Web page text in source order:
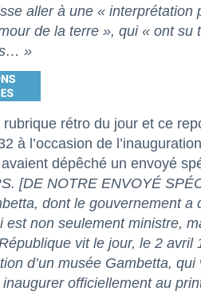
aller à une «
de la terre », qui « ont su
»
rétro du jour et ce
à l’occasion de
dépêché un envoyé
[DE NOTRE ENVOYÉ
dont le gouvernement
non seulement ministre,
vit le jour, le 2 avril
d’un musée Gambetta,
officiellement au